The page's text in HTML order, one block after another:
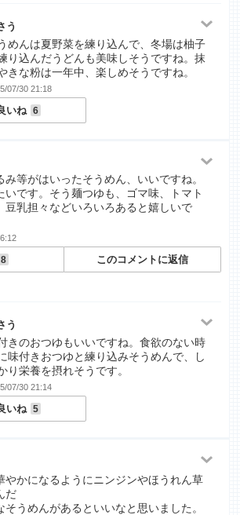
う
めんは夏野菜を練り込んで、冬場は柚子
り込んだうどんも美味しそうですね。抹
きな粉は一年中、楽しめそうですね。
07/30 21:18
いね 6
み等がはいったそうめん、いいですね。
いです。そう麺つゆも、ゴマ味、トマト
豆乳担々などいろいろあると嬉しいで
8 このコメントに返信
う
きのおつゆもいいですね。食欲のない時
味付きおつゆと練り込みそうめんで、し
り栄養を摂れそうです。
07/30 21:14
いね 5
やかになるようにニンジンやほうれん草
だ
そうめんがあるといいなと思いました。